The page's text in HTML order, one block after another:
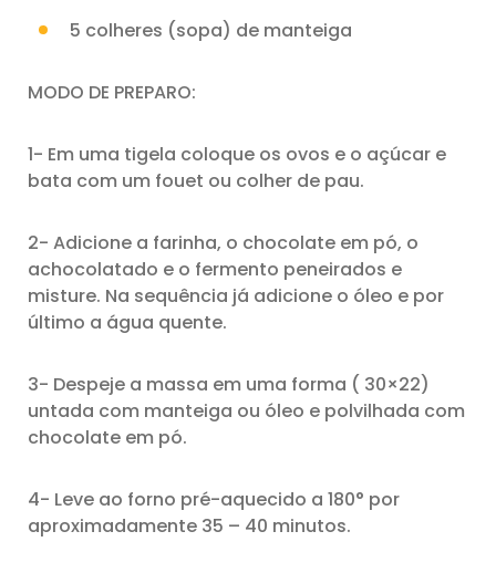
5 colheres (sopa) de manteiga
MODO DE PREPARO:
1- Em uma tigela coloque os ovos e o açúcar e
bata com um fouet ou colher de pau.
2- Adicione a farinha, o chocolate em pó, o
achocolatado e o fermento peneirados e
misture. Na sequência já adicione o óleo e por
último a água quente.
3- Despeje a massa em uma forma ( 30×22)
untada com manteiga ou óleo e polvilhada com
chocolate em pó.
4- Leve ao forno pré-aquecido a 180° por
aproximadamente 35 – 40 minutos.